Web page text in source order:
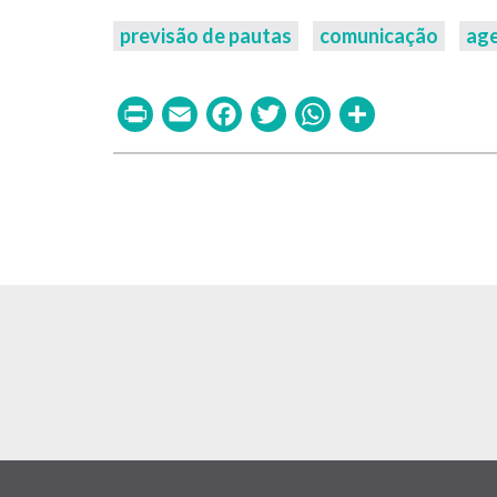
previsão de pautas comunicação
PrintEmailFacebook
TwitterWhatsApp